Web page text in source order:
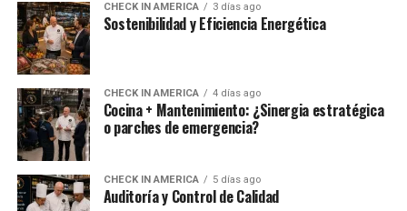
CHECK IN AMERICA 3 días ago
Sostenibilidad y Eficiencia Energética
CHECK IN AMERICA 4 días ago
Cocina + Mantenimiento: ¿Sinergia estratégica
o parches de emergencia?
CHECK IN AMERICA 5 días ago
Auditoría y Control de Calidad